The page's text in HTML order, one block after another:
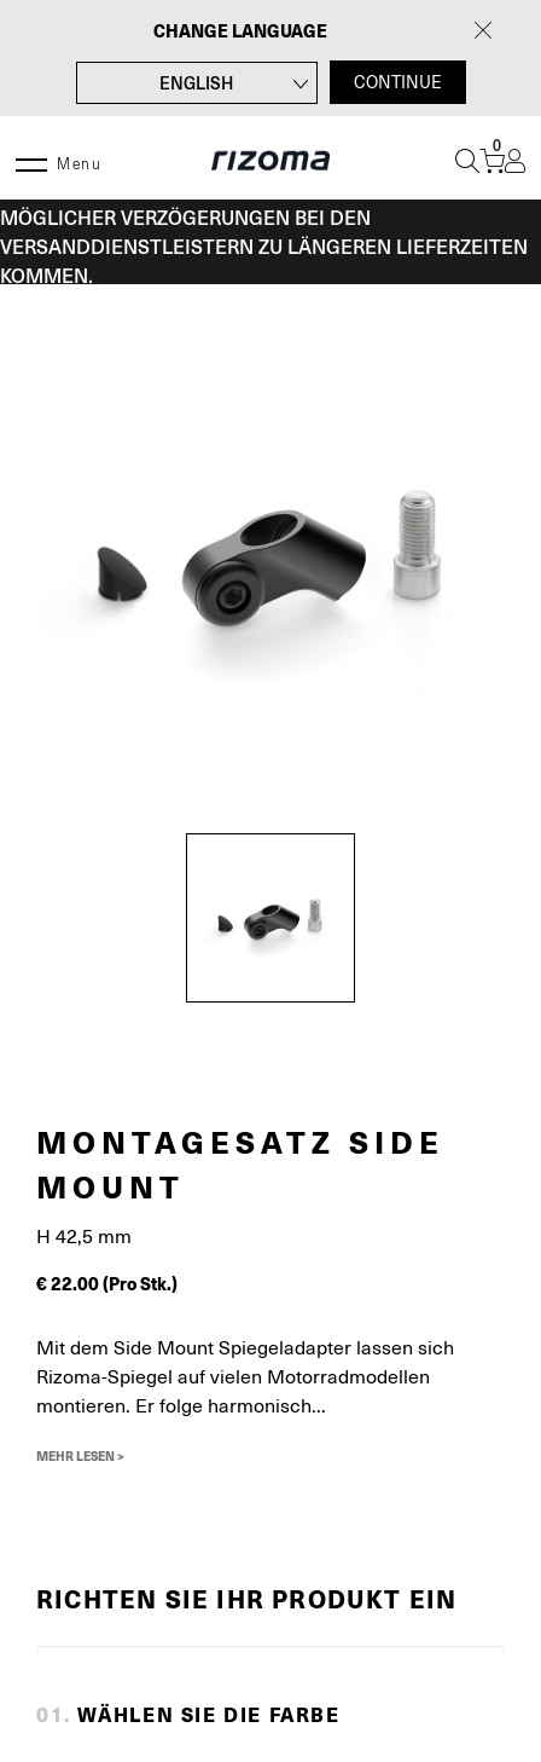
CHANGE LANGUAGE
ENGLISH
ITALIANO
ESPAÑOL
CONTINUE
Menu
0
MÖGLICHER VERZÖGERUNGEN BEI DEN
VERSANDDIENSTLEISTERN ZU LÄNGEREN LIEFERZEITEN
KOMMEN.
MONTAGESATZ SIDE
MOUNT
H 42,5 mm
€22.00(Pro Stk.)
Mit dem Side Mount Spiegeladapter lassen sich
Rizoma-Spiegel auf vielen Motorradmodellen
montieren. Er folge harmonisch...
MEHR LESEN >
RICHTEN SIE IHR PRODUKT EIN
01 . WÄHLEN SIE DIE FARBE